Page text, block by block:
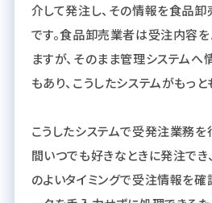
介して発注し、その情報を食品
です。食品卸売業者は受注内容
ますが、そのまま管理システム
もあり、こうしたシステムがもっ
こうしたシステムで受発注業務
間いつでも好きなときに発注で
のよいタイミングで受注情報を確